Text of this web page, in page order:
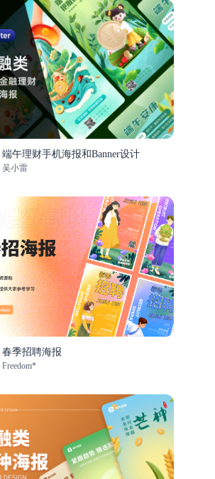
端午理财手机海报和Banner设计
吴小雷
春季招聘海报
Freedom*